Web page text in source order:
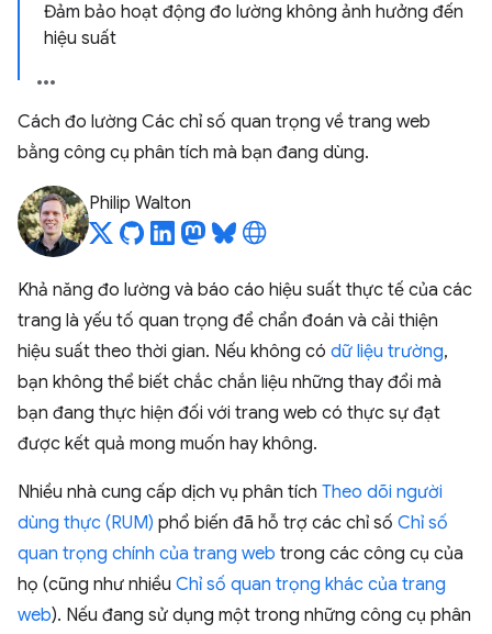
Đảm bảo hoạt động đo lường không ảnh hưởng đến
hiệu suất
Cách đo lường Các chỉ số quan trọng về trang web
bằng công cụ phân tích mà bạn đang dùng.
Philip Walton
Khả năng đo lường và báo cáo hiệu suất thực tế của các
trang là yếu tố quan trọng để chẩn đoán và cải thiện
hiệu suất theo thời gian. Nếu không có dữ liệu trường,
bạn không thể biết chắc chắn liệu những thay đổi mà
bạn đang thực hiện đối với trang web có thực sự đạt
được kết quả mong muốn hay không.
Nhiều nhà cung cấp dịch vụ phân tích Theo dõi người
dùng thực (RUM) phổ biến đã hỗ trợ các chỉ số Chỉ số
quan trọng chính của trang web trong các công cụ của
họ (cũng như nhiều Chỉ số quan trọng khác của trang
web). Nếu đang sử dụng một trong những công cụ phân